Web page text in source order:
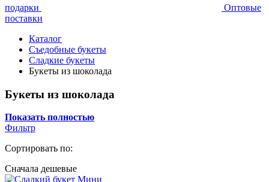
подарки
Оптовые
поставки
Каталог
Съедобные букеты
Сладкие букеты
Букеты из шоколада
Букеты из шоколада
Показать полностью
Фильтр
Сортировать по:
Сначала дешевые